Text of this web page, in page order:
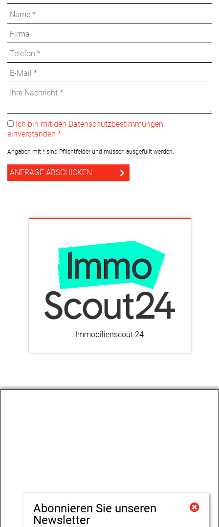
Ich bin mit den Datenschutzbestimmungen
einverstanden *
Angaben mit * sind Pflichtfelder und müssen ausgefüllt werden.
Immobilienscout 24
Abonnieren Sie unseren
Newsletter